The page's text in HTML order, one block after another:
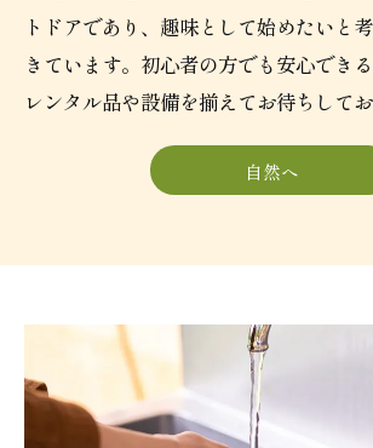
トドアであり、趣味として始めたいと
きています。初心者の方でも安心でき
レンタル品や設備を揃えてお待ちしてお
自然へ